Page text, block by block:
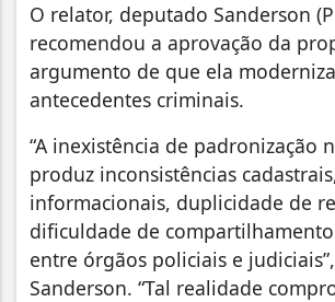
O relator, deputado Sanderson
recomendou a aprovação da
argumento de que ela
antecedentes criminais.
“A inexistência de padronização
produz inconsistências
informacionais, duplicidade de
dificuldade de
entre órgãos policiais e
Sanderson. “Tal realidade